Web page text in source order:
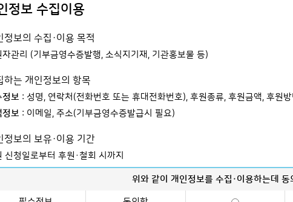
정보 수집이용
정보의 수집·이용 목적
자관리 (기부금영수증발행, 소식지기재, 기관홍보물 등)
하는 개인정보의 항목
정보 : 성명, 연락처(전화번호 또는 휴대전화번호), 후원종류, 후원금액, 후원
정보 : 이메일, 주소(기부금영수증발급시 필요)
정보의 보유·이용 기간
신청일로부터 후원·철회 시까지
위와 같이 개인정보를 수집·이용하는데 동